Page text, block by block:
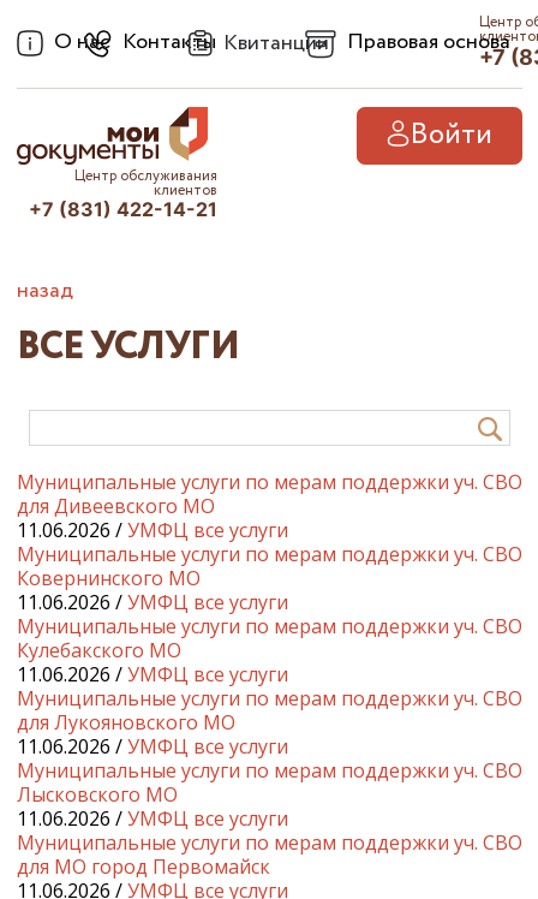
О нас Контакты Квитанции Правовая основа
Центр
+7
Войти
Центр обслуживания
клиентов
+7 (831) 422-14-21
назад
ВСЕ УСЛУГИ
Муниципальные услуги по мерам поддержки уч. СВО
для Дивеевского МО
11.06.2026 /УМФЦ все услуги
Муниципальные услуги по мерам поддержки уч. СВО
Ковернинского МО
11.06.2026 /УМФЦ все услуги
Муниципальные услуги по мерам поддержки уч. СВО
Кулебакского МО
11.06.2026 /УМФЦ все услуги
Муниципальные услуги по мерам поддержки уч. СВО
для Лукояновского МО
11.06.2026 /УМФЦ все услуги
Муниципальные услуги по мерам поддержки уч. СВО
Лысковского МО
11.06.2026 /УМФЦ все услуги
Муниципальные услуги по мерам поддержки уч. СВО
для МО город Первомайск
11.06.2026 /УМФЦ все услуги